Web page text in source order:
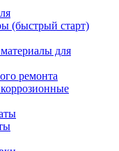
ремонта